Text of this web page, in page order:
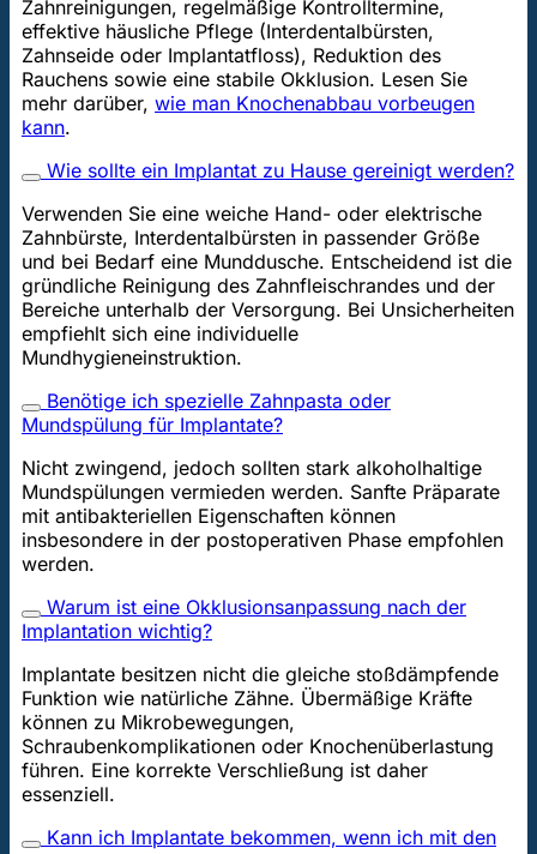
Zahnreinigungen, regelmäßige Kontrolltermine,
effektive häusliche Pflege (Interdentalbürsten,
Zahnseide oder Implantatfloss), Reduktion des
Rauchens sowie eine stabile Okklusion. Lesen Sie
mehr darüber, wie man Knochenabbau vorbeugen
kann.
Wie sollte ein Implantat zu Hause gereinigt werden?
Verwenden Sie eine weiche Hand- oder elektrische
Zahnbürste, Interdentalbürsten in passender Größe
und bei Bedarf eine Munddusche. Entscheidend ist die
gründliche Reinigung des Zahnfleischrandes und der
Bereiche unterhalb der Versorgung. Bei Unsicherheiten
empfiehlt sich eine individuelle
Mundhygieneinstruktion.
Benötige ich spezielle Zahnpasta oder
Mundspülung für Implantate?
Nicht zwingend, jedoch sollten stark alkoholhaltige
Mundspülungen vermieden werden. Sanfte Präparate
mit antibakteriellen Eigenschaften können
insbesondere in der postoperativen Phase empfohlen
werden.
Warum ist eine Okklusionsanpassung nach der
Implantation wichtig?
Implantate besitzen nicht die gleiche stoßdämpfende
Funktion wie natürliche Zähne. Übermäßige Kräfte
können zu Mikrobewegungen,
Schraubenkomplikationen oder Knochenüberlastung
führen. Eine korrekte Verschließung ist daher
essenziell.
Kann ich Implantate bekommen, wenn ich mit den